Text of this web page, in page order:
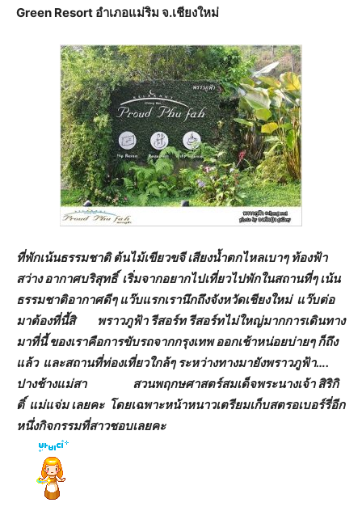
Green Resort อำเภอแม่ริม จ.เชียงใหม่
ที่พักเน้นธรรมชาติ ต้นไม้เขียวขจี เสียงน้ำตกไหลเบาๆ ท้องฟ้า
สว่าง อากาศบริสุทธิ์ เริ่มจากอยากไปเที่ยวไปพักในสถานที่ๆ เน้น
ธรรมชาติอากาศดีๆ แว๊บแรกเรานึกถึงจังหวัดเชียงใหม่ แว๊บต่อ
มาต้องที่นี้สิ พราวภูฟ้า รีสอร์ท รีสอร์ทไม่ใหญ่มากการเดินทาง
มาที่นี้ ของเราคือการขับรถจากกรุงเทพ ออกเช้าหน่อยบ่ายๆ ก็ถึง
แล้ว และสถานที่ท่องเที่ยวใกล้ๆ ระหว่างทางมายังพราวภูฟ้า….
ปางช้างแม่สา สวนพฤกษศาสตร์สมเด็จพระนางเจ้า สิริกิ
ติ์ แม่แจ่ม เลยคะ โดยเฉพาะหน้าหนาวเตรียมเก็บสตรอเบอร์รี่อีก
หนึ่งกิจกรรมที่สาวชอบเลยคะ